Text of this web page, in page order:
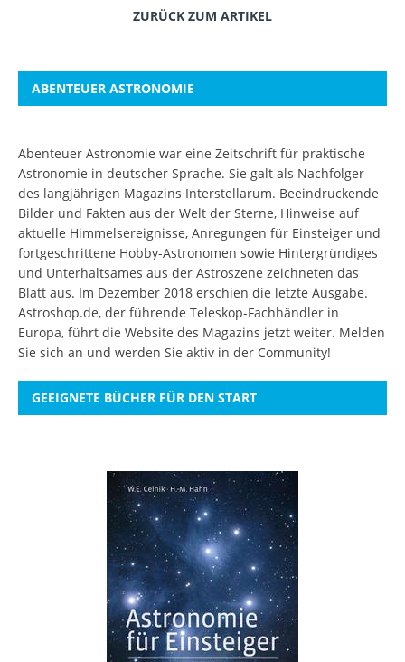
ZURÜCK ZUM ARTIKEL
ABENTEUER ASTRONOMIE
Abenteuer Astronomie war eine Zeitschrift für praktische
Astronomie in deutscher Sprache. Sie galt als Nachfolger
des langjährigen Magazins Interstellarum. Beeindruckende
Bilder und Fakten aus der Welt der Sterne, Hinweise auf
aktuelle Himmelsereignisse, Anregungen für Einsteiger und
fortgeschrittene Hobby-Astronomen sowie Hintergründiges
und Unterhaltsames aus der Astroszene zeichneten das
Blatt aus. Im Dezember 2018 erschien die letzte Ausgabe.
Astroshop.de, der führende Teleskop-Fachhändler in
Europa, führt die Website des Magazins jetzt weiter. Melden
Sie sich an und werden Sie aktiv in der Community!
GEEIGNETE BÜCHER FÜR DEN START